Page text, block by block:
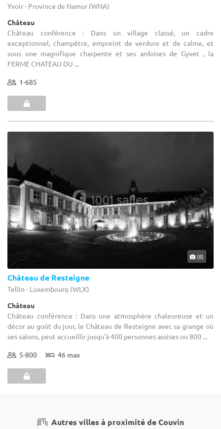
Yvoir - Province de Namur (WNA)
Château
Château conférence : Dans un village classé, un cadre
exceptionnel, champêtre, empreint de verdure et de calme, et
sous une magnifique charpente et ses ardoises de Gyvet , la
FERME CHATEAU DU ...
1-685
(8)
Château de Resteigne
Tellin - Luxembourg (WLX)
Château
Château conférence : Dans une atmosphère chaleureuse et un
décor au goût du jour, le Château de Resteigne avec sa grange où
ses salons, peut accueillir jusqu'à 400 personnes assises ou 800 ...
5-800 46 max
Autres villes à proximité de Couvin